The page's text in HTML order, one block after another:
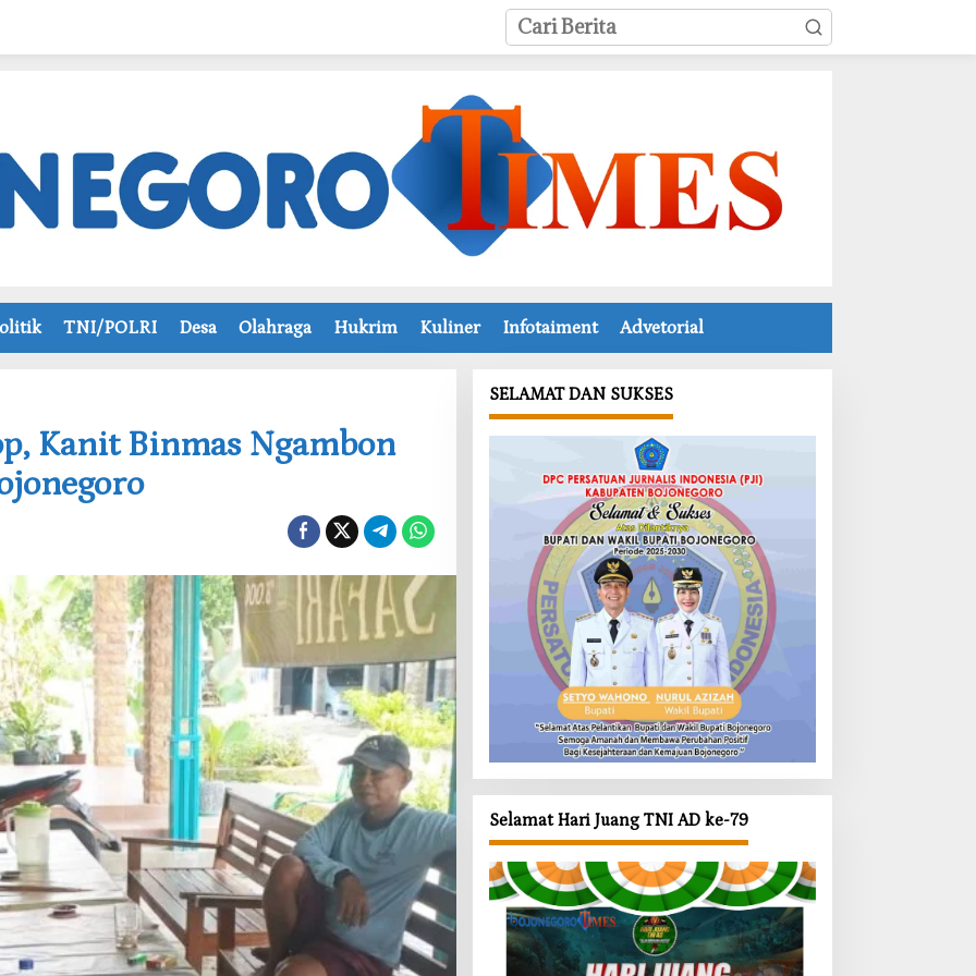
TNI/POLRI Desa Olahraga Hukrim Kuliner Infotaiment Advetorial
Kanit Binmas Ngambon
SELAMAT DAN SUKSES
Selamat Hari Juang TNI AD ke-79